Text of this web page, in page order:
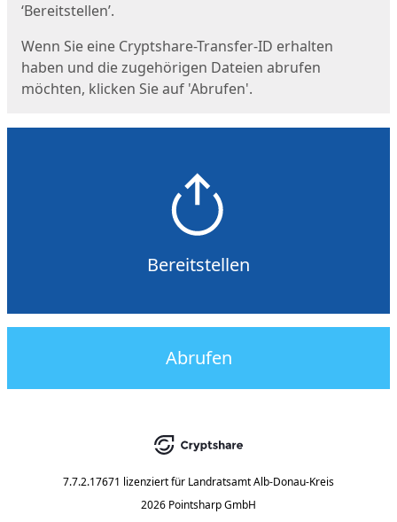
‘Bereitstellen’.
Wenn Sie eine Cryptshare-Transfer-ID erhalten
haben und die zugehörigen Dateien abrufen
möchten, klicken Sie auf 'Abrufen'.
Bereitstellen
Abrufen
7.7.2.17671 lizenziert für Landratsamt Alb-Donau-Kreis
2026 Pointsharp GmbH